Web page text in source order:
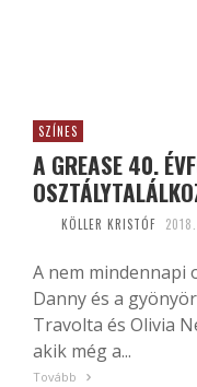
SZÍNES
A GREASE 40.
KÖLLER KRISTÓF
A nem mindennapi
Danny és a
Travolta és Olivia
akik még a...
Tovább